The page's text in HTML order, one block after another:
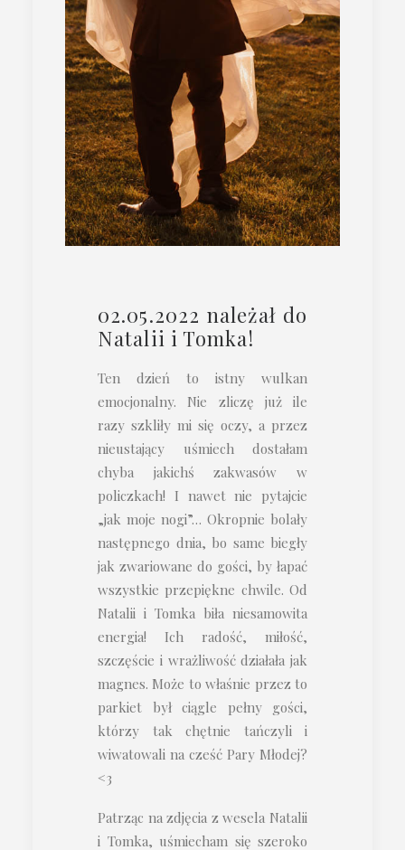
02.05.2022 należał do
Natalii i Tomka!
Ten dzień to istny wulkan
emocjonalny. Nie zliczę już ile
razy szkliły mi się oczy, a przez
nieustający uśmiech dostałam
chyba jakichś zakwasów w
policzkach! I nawet nie pytajcie
„jak moje nogi”… Okropnie bolały
następnego dnia, bo same biegły
jak zwariowane do gości, by łapać
wszystkie przepiękne chwile. Od
Natalii i Tomka biła niesamowita
energia! Ich radość, miłość,
szczęście i wrażliwość działała jak
magnes. Może to właśnie przez to
parkiet był ciągle pełny gości,
którzy tak chętnie tańczyli i
wiwatowali na cześć Pary Młodej?
<3
Patrząc na zdjęcia z wesela Natalii
i Tomka, uśmiecham się szeroko